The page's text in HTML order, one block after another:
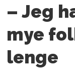
– Jeg
mye
lenge